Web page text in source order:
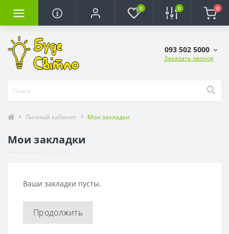
0 0 0
093 502 5000
Заказать звонок
Личный кабинет Мои закладки
Мои закладки
Ваши закладки пусты.
Продолжить